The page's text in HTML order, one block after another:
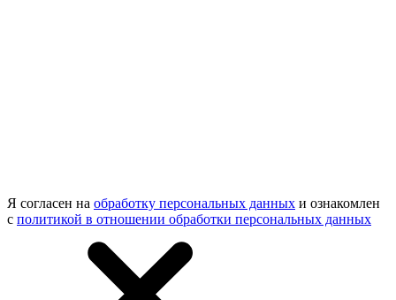
Я согласен на обработку персональных данных и ознакомлен
с политикой в отношении обработки персональных данных